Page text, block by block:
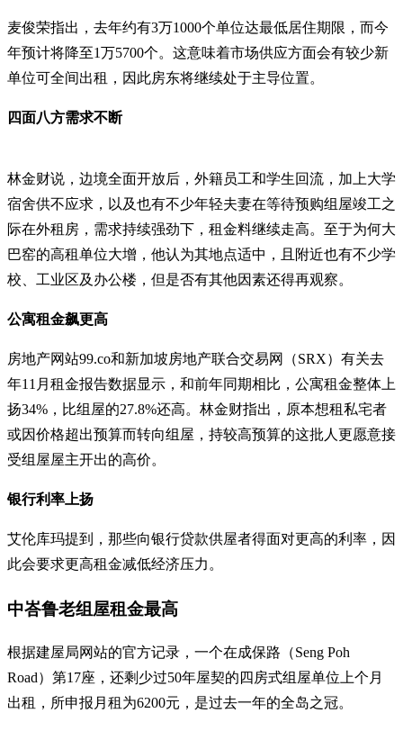
麦俊荣指出，去年约有3万1000个单位达最低居住期限，而今
年预计将降至1万5700个。这意味着市场供应方面会有较少新
单位可全间出租，因此房东将继续处于主导位置。
四面八方需求不断
林金财说，边境全面开放后，外籍员工和学生回流，加上大学
宿舍供不应求，以及也有不少年轻夫妻在等待预购组屋竣工之
际在外租房，需求持续强劲下，租金料继续走高。至于为何大
巴窑的高租单位大增，他认为其地点适中，且附近也有不少学
校、工业区及办公楼，但是否有其他因素还得再观察。
公寓租金飙更高
房地产网站99.co和新加坡房地产联合交易网（SRX）有关去
年11月租金报告数据显示，和前年同期相比，公寓租金整体上
扬34%，比组屋的27.8%还高。林金财指出，原本想租私宅者
或因价格超出预算而转向组屋，持较高预算的这批人更愿意接
受组屋屋主开出的高价。
银行利率上扬
艾伦库玛提到，那些向银行贷款供屋者得面对更高的利率，因
此会要求更高租金减低经济压力。
中峇鲁老组屋租金最高
根据建屋局网站的官方记录，一个在成保路（Seng Poh
Road）第17座，还剩少过50年屋契的四房式组屋单位上个月
出租，所申报月租为6200元，是过去一年的全岛之冠。